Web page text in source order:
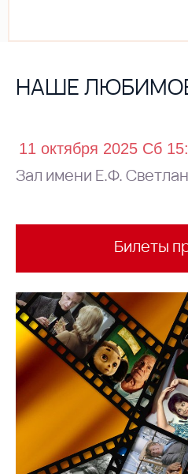
НАШЕ
Зал имени Е.Ф.
Билеты